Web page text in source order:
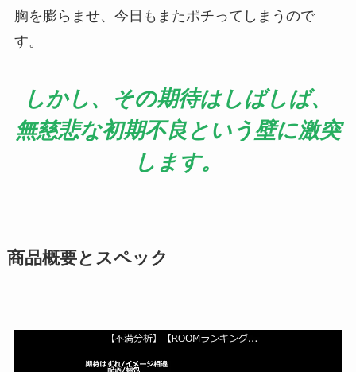
胸を膨らませ、今日もまたポチってしまうので
す。
しかし、その期待はしばしば、
無慈悲な初期不良という壁に激突
します。
商品概要とスペック